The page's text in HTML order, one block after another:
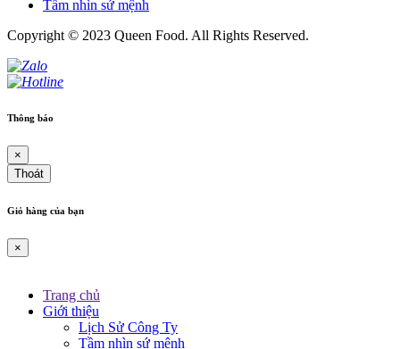
Tầm nhìn sứ mệnh
Copyright © 2023 Queen Food. All Rights Reserved.
Thông báo
×
Thoát
Giỏ hàng của bạn
×
Trang chủ
Giới thiệu
Lịch Sử Công Ty
Tầm nhìn sứ mệnh